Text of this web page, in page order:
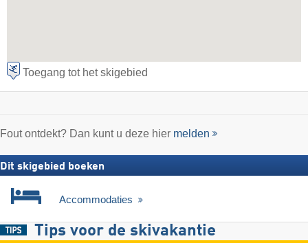
Toegang tot het skigebied
Fout ontdekt? Dan kunt u deze hier melden
Dit skigebied boeken
Accommodaties
Tips voor de skivakantie